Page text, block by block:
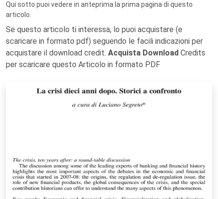
Qui sotto puoi vedere in anteprima la prima pagina di questo
articolo.
Se questo articolo ti interessa, lo puoi acquistare (e
scaricare in formato pdf) seguendo le facili indicazioni per
acquistare il download credit. Acquista Download Credits
per scaricare questo Articolo in formato PDF